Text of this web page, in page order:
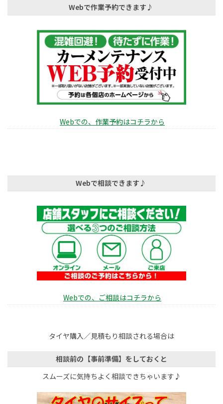
Webで作業予約できます♪
Webでの、作業予約はコチラから
Webで相談できます♪
Webでの、ご相談はコチラから
タイヤ購入／見積もり相談される場合は
相談前の【事前準備】をしておくと
スムーズに気持ちよく相談できちゃいます♪